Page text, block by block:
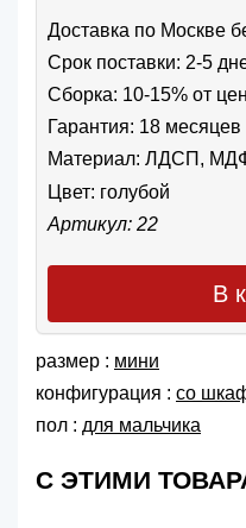
Доставка по Москве
Срок поставки: 2-5
Сборка: 10-15% от
Гарантия: 18 месяцев
Материал: ЛДСП,
Цвет: голубой
Артикул: 22
В
размер : мини
конфигурация : со
пол : для мальчика
С ЭТИМИ